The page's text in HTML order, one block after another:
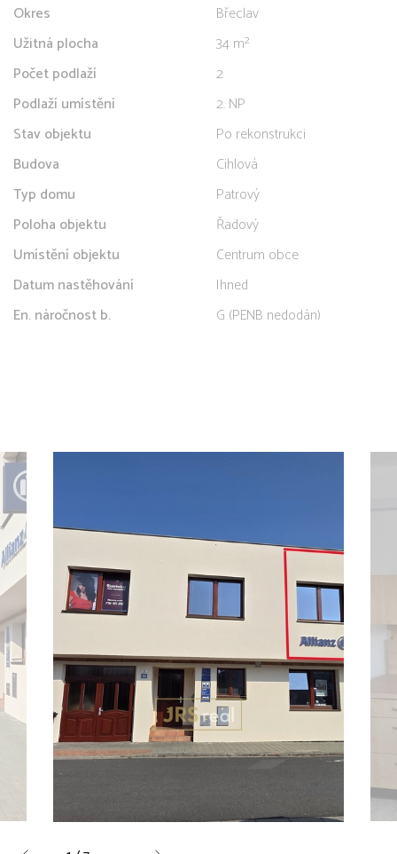
Okres
Břeclav
Užitná plocha
34 m²
Počet podlaží
2
Podlaží umístění
2. NP
Stav objektu
Po rekonstrukci
Budova
Cihlová
Typ domu
Patrový
Poloha objektu
Řadový
Umístění objektu
Centrum obce
Datum nastěhování
Ihned
En. náročnost b.
G (PENB nedodán)